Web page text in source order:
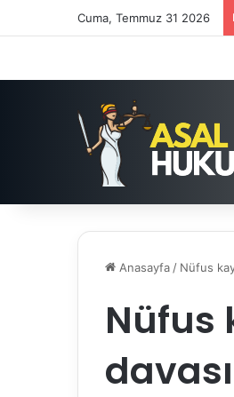
Cuma, Temmuz 31 2026
Anasayfa / Nüfus
Nüfus